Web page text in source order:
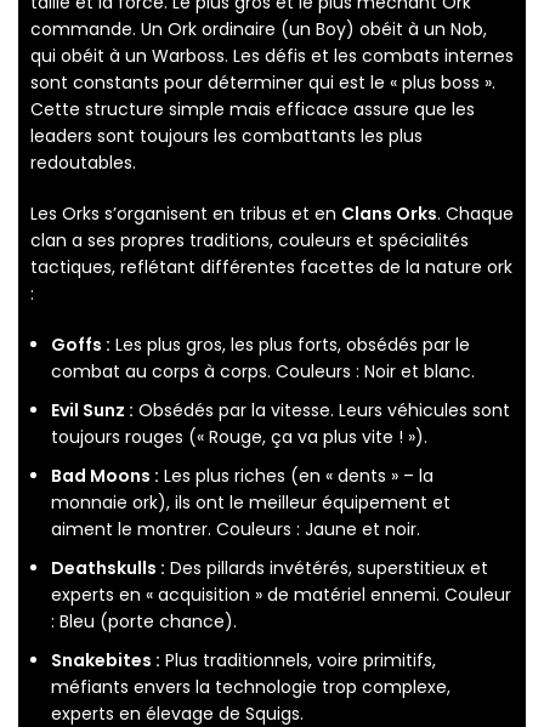
commande. Un Ork ordinaire (un Boy) obéit à un Nob,
qui obéit à un Warboss. Les défis et les combats internes
sont constants pour déterminer qui est le « plus boss ».
Cette structure simple mais efficace assure que les
leaders sont toujours les combattants les plus
redoutables.
Les Orks s’organisent en tribus et en Clans Orks. Chaque
clan a ses propres traditions, couleurs et spécialités
tactiques, reflétant différentes facettes de la nature ork
:
Goffs : Les plus gros, les plus forts, obsédés par le
combat au corps à corps. Couleurs : Noir et blanc.
Evil Sunz : Obsédés par la vitesse. Leurs véhicules sont
toujours rouges (« Rouge, ça va plus vite ! »).
Bad Moons : Les plus riches (en « dents » – la
monnaie ork), ils ont le meilleur équipement et
aiment le montrer. Couleurs : Jaune et noir.
Deathskulls : Des pillards invétérés, superstitieux et
experts en « acquisition » de matériel ennemi. Couleur
: Bleu (porte chance).
Snakebites : Plus traditionnels, voire primitifs,
méfiants envers la technologie trop complexe,
experts en élevage de Squigs.